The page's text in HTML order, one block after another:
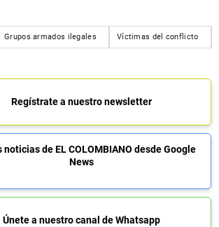
Grupos armados ilegales Víctimas del conflicto
Regístrate a nuestro newsletter
noticias de EL COLOMBIANO desde Google
News
Únete a nuestro canal de Whatsapp